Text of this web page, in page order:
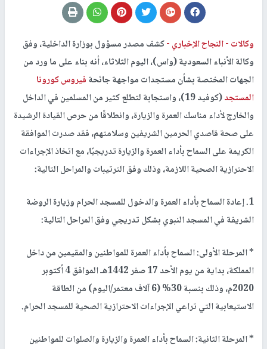
وكالات -النجاح الإخباري -كشف مصدر مسؤول بوزارة الداخلية، وفق
وكالة الأنباء السعودية (واس)، اليوم الثلاثاء، أنه بناء على ما ورد من
الجهات المختصة بشأن مستجدات مواجهة جائحةفيروس كورونا
المستجد
(كوفيد 19)، واستجابة لتطلع كثير من المسلمين في الداخل
والخارج لأداء مناسك العمرة والزيارة، وانطلاقًا من حرص القيادة الرشيدة
على صحة قاصدي الحرمين الشريفين وسلامتهم، فقد صدرت الموافقة
الكريمة على السماح بأداء العمرة والزيارة تدريجيًا، مع اتخاذ الإجراءات
الاحترازية الصحية اللازمة، وذلك وفق الترتيبات والمراحل التالية:
1. إعادة السماح بأداء العمرة والدخول للمسجد الحرام وزيارة الروضة
الشريفة في المسجد النبوي بشكل تدريجي وفق المراحل التالية:
* المرحلة الأولى: السماح بأداء العمرة للمواطنين والمقيمين من داخل
المملكة، بداية من يوم الأحد 17 صفر 1442هـ الموافق 4 أكتوبر
2020م، وذلك بنسبة 30% (6 آلاف معتمر/اليوم) من الطاقة
الاستيعابية التي تراعي الإجراءات الاحترازية الصحية للمسجد الحرام.
* المرحلة الثانية: السماح بأداء العمرة والزيارة والصلوات للمواطنين